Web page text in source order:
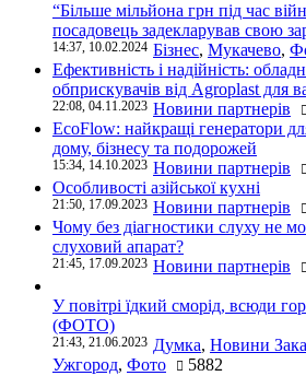
“Більше мільйона грн під час
посадовець задекларував свою
14:37, 10.02.2024 Бізнес, Мукачево,
Ефективність і надійність:
обприскувачів від Agroplast для
22:08, 04.11.2023 Новини партнерів
EcoFlow: найкращі генератори
дому, бізнесу та подорожей
15:34, 14.10.2023 Новини партнерів
Особливості азійської кухні
21:50, 17.09.2023 Новини партнерів
Чому без діагностики слуху не
слуховий апарат?
21:45, 17.09.2023 Новини партнерів
У повітрі їдкий сморід, всюди
(ФОТО)
21:43, 21.06.2023 Думка, Новини
Ужгород, Фото
5882